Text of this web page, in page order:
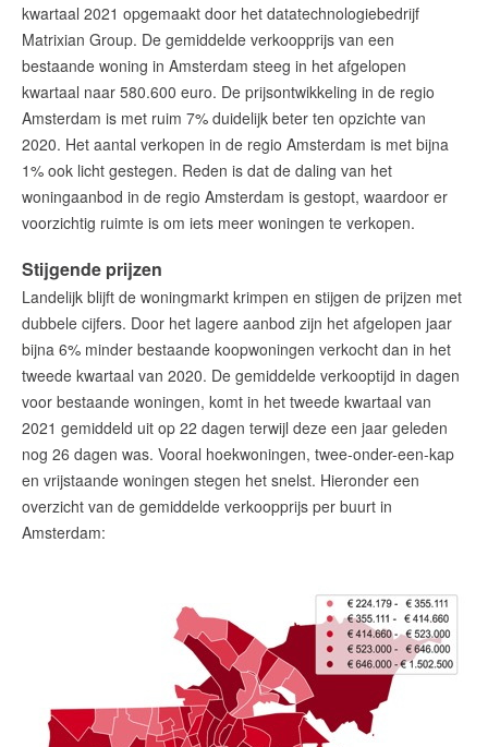
kwartaal 2021 opgemaakt door het datatechnologiebedrijf
Matrixian Group. De gemiddelde verkoopprijs van een
bestaande woning in Amsterdam steeg in het afgelopen
kwartaal naar 580.600 euro. De prijsontwikkeling in de regio
Amsterdam is met ruim 7% duidelijk beter ten opzichte van
2020. Het aantal verkopen in de regio Amsterdam is met bijna
1% ook licht gestegen. Reden is dat de daling van het
woningaanbod in de regio Amsterdam is gestopt, waardoor er
voorzichtig ruimte is om iets meer woningen te verkopen.
Stijgende prijzen
Landelijk blijft de woningmarkt krimpen en stijgen de prijzen met
dubbele cijfers. Door het lagere aanbod zijn het afgelopen jaar
bijna 6% minder bestaande koopwoningen verkocht dan in het
tweede kwartaal van 2020. De gemiddelde verkooptijd in dagen
voor bestaande woningen, komt in het tweede kwartaal van
2021 gemiddeld uit op 22 dagen terwijl deze een jaar geleden
nog 26 dagen was. Vooral hoekwoningen, twee-onder-een-kap
en vrijstaande woningen stegen het snelst. Hieronder een
overzicht van de gemiddelde verkoopprijs per buurt in
Amsterdam: